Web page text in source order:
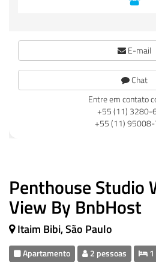
Penthouse Studio
View By BnbHost
Itaim Bibi, São Paulo
Apartamento 2 pessoas
E-mail
Chat
Entre em contato
+55 (11) 3280-
+55 (11)